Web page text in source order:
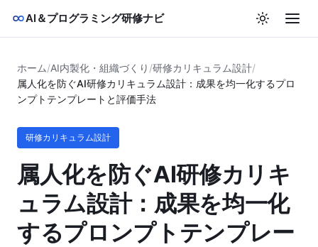
AI＆プログラミング研修ナビ
ホーム/AI内製化・組織づくり /研修カリキュラム設計/
属人化を防ぐAI研修カリキュラム設計：成果を均一化するプロ
ンプトテンプレートと評価手法
研修カリキュラム設計
属人化を防ぐAI研修カリキ
ュラム設計：成果を均一化
するプロンプトテンプレー